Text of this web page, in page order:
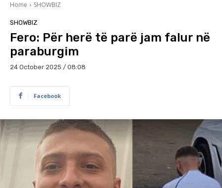
Home SHOWBIZ
SHOWBIZ
Fero: Për herë të parë jam falur në
paraburgim
24 October 2025 / 08:08
Facebook